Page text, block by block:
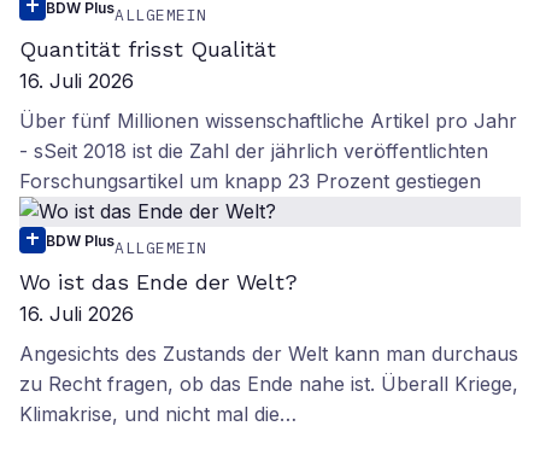
BDW PlusALLGEMEIN
Quantität frisst Qualität
16. Juli 2026
Über fünf Millionen wissenschaftliche Artikel pro Jahr
- sSeit 2018 ist die Zahl der jährlich veröffentlichten
Forschungsartikel um knapp 23 Prozent gestiegen
BDW PlusALLGEMEIN
Wo ist das Ende der Welt?
16. Juli 2026
Angesichts des Zustands der Welt kann man durchaus
zu Recht fragen, ob das Ende nahe ist. Überall Kriege,
Klimakrise, und nicht mal die…